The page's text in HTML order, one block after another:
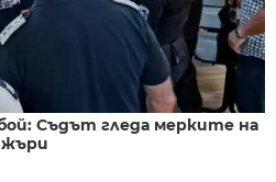
Съдът гледа мерките на